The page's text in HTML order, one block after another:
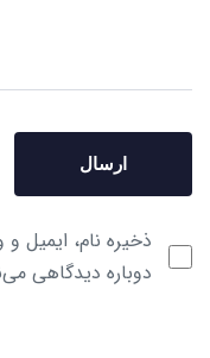
ذخیره نام، ایمیل
دوباره دیدگاهی